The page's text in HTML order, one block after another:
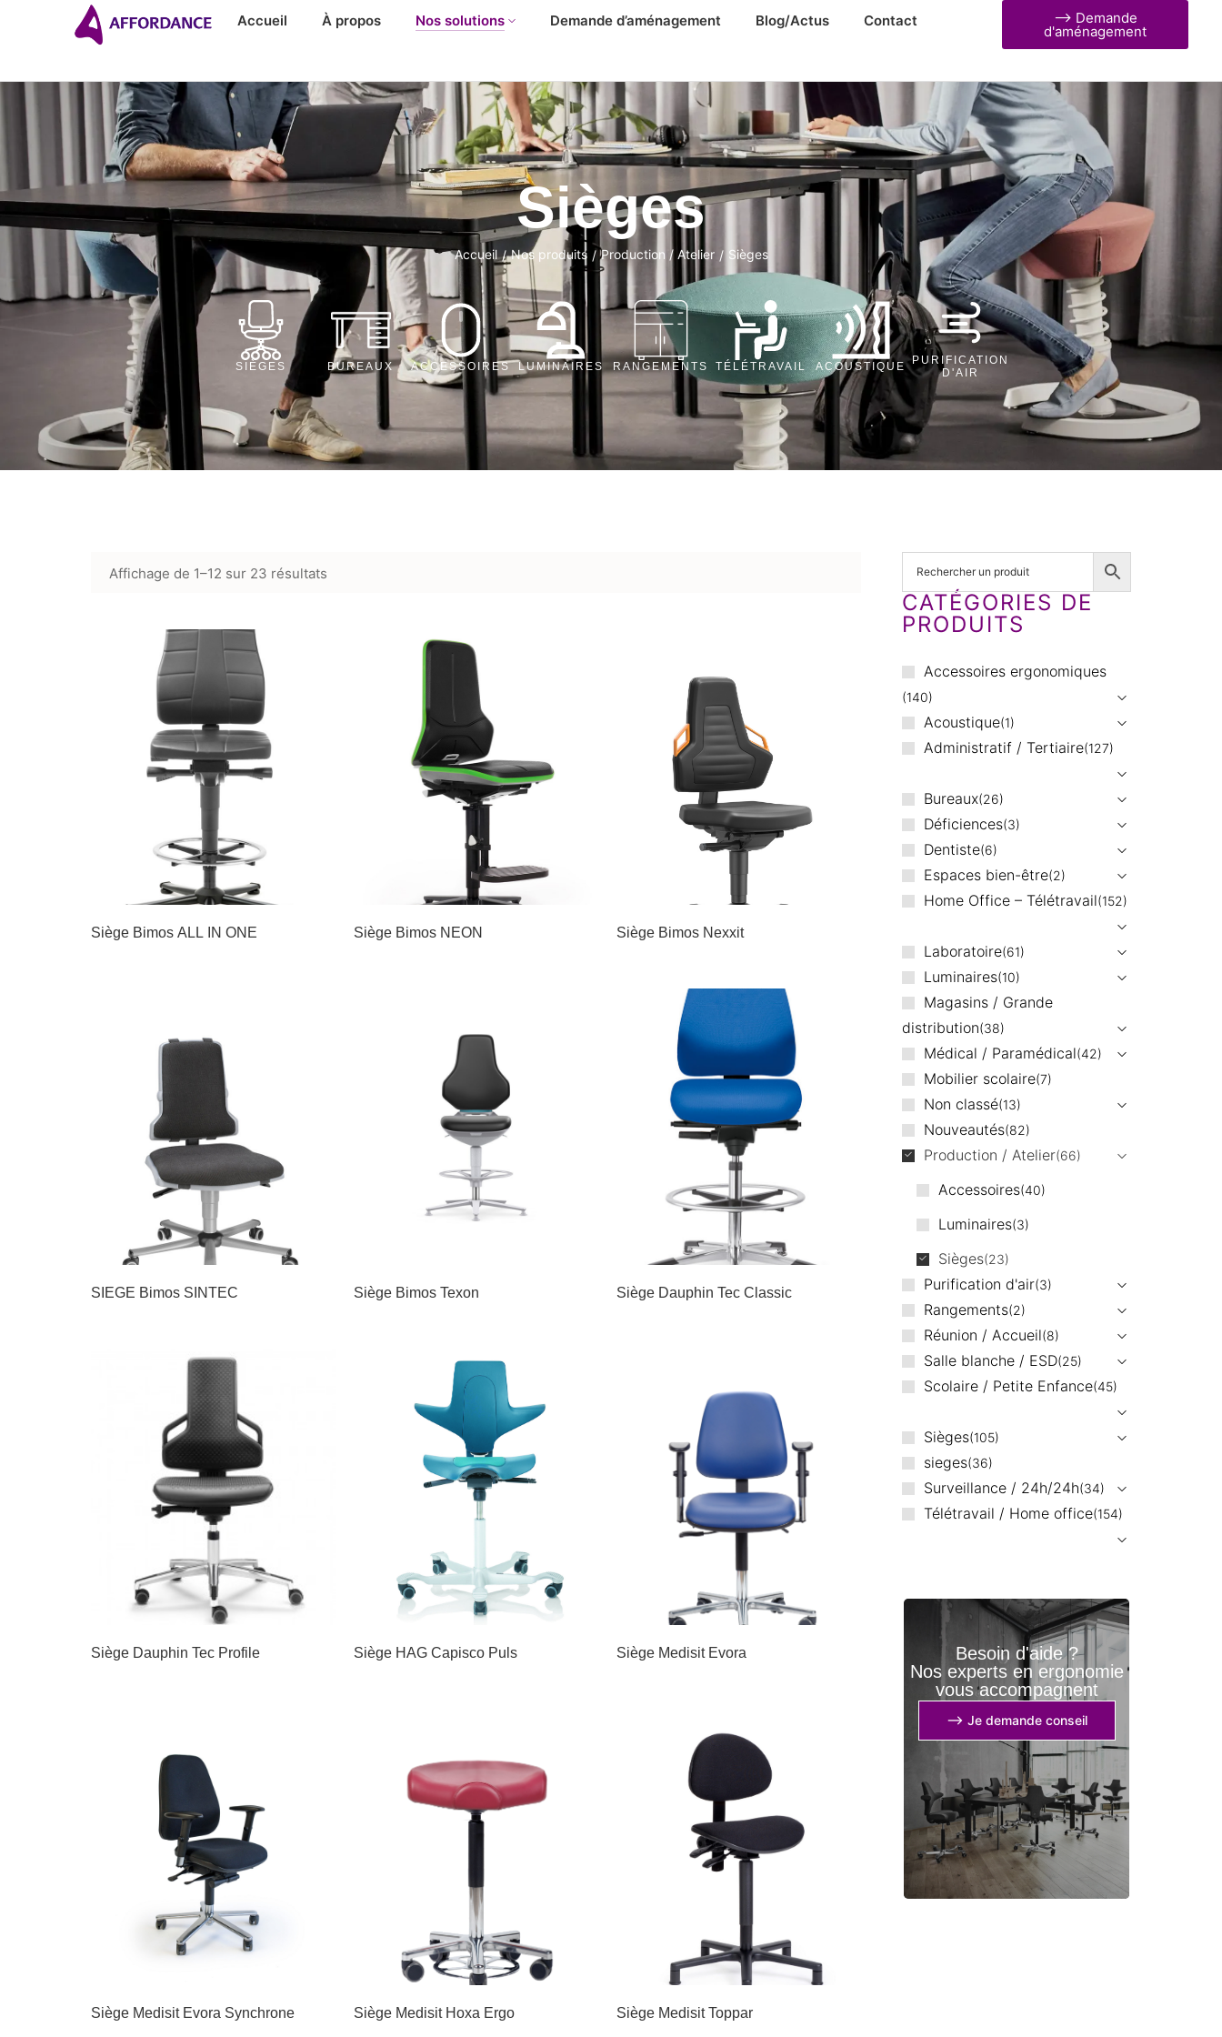
Accueil À propos Nos solutions Demande d’aménagement Blog/Actus Contact ⟶ Demande
d'aménagement
Sièges
Accueil / Nos produits / Production / Atelier / Sièges
SIÈGES BUREAUX ACCESSOIRES LUMINAIRES RANGEMENTS TÉLÉTRAVAIL ACOUSTIQUE PURIFICATION
D'AIR
Affichage de 1–12 sur 23 résultats
Siège Bimos ALL IN ONE Siège Bimos NEON Siège Bimos Nexxit
SIEGE Bimos SINTEC Siège Bimos Texon Siège Dauphin Tec Classic
Siège Dauphin Tec Profile Siège HAG Capisco Puls Siège Medisit Evora
Siège Medisit Evora Synchrone Siège Medisit Hoxa Ergo Siège Medisit Toppar
CATÉGORIES DE
PRODUITS
Accessoires ergonomiques
140
Acoustique 1
Administratif / Tertiaire 127
Bureaux 26
Déficiences 3
Dentiste 6
Espaces bien-être 2
Home Office – Télétravail 152
Laboratoire 61
Luminaires 10
Magasins / Grande
distribution 38
Médical / Paramédical 42
Mobilier scolaire 7
Non classé 13
Nouveautés 82
Production / Atelier 66
Accessoires 40
Luminaires 3
Sièges 23
Purification d'air 3
Rangements 2
Réunion / Accueil 8
Salle blanche / ESD 25
Scolaire / Petite Enfance 45
Sièges 105
sieges 36
Surveillance / 24h/24h 34
Télétravail / Home office 154
Besoin d'aide ?
Nos experts en ergonomie
vous accompagnent
⟶ Je demande conseil